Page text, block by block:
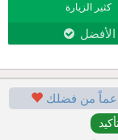
كثير الزيارة
الأفضل
من فضلك